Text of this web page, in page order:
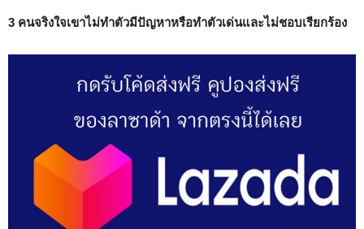
3 คนจริงใจเขาไม่ทำตัวมีปัญหาหรือทำตัวเด่นและไม่ชอบเรียกร้อง